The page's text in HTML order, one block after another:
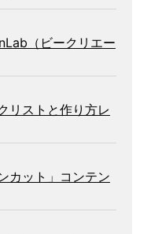
（ビークリエー
リストと作り方レ
カット」コンテン